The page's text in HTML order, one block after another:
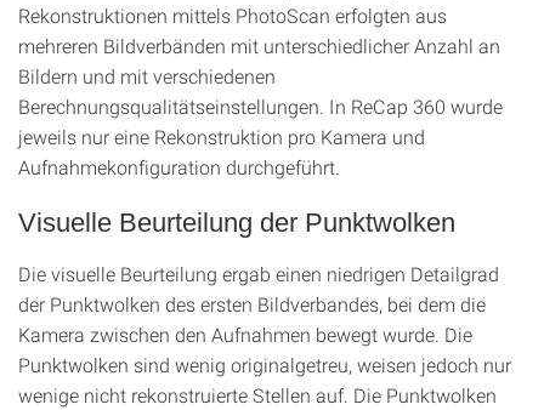
Rekonstruktionen mittels PhotoScan erfolgten aus
mehreren Bildverbänden mit unterschiedlicher Anzahl an
Bildern und mit verschiedenen
Berechnungsqualitätseinstellungen. In ReCap 360 wurde
jeweils nur eine Rekonstruktion pro Kamera und
Aufnahmekonfiguration durchgeführt.
Visuelle Beurteilung der Punktwolken
Die visuelle Beurteilung ergab einen niedrigen Detailgrad
der Punktwolken des ersten Bildverbandes, bei dem die
Kamera zwischen den Aufnahmen bewegt wurde. Die
Punktwolken sind wenig originalgetreu, weisen jedoch nur
wenige nicht rekonstruierte Stellen auf. Die Punktwolken